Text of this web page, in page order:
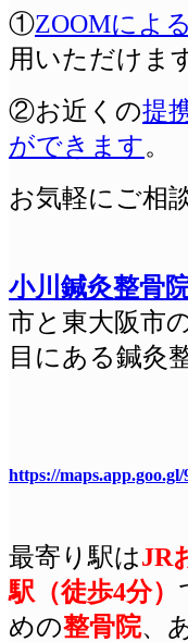
①ZOOMによ
用いただけま
②お近くの提
ができます。
お気軽にご相
小川鍼灸整骨
市と東大阪市
目にある鍼
https://
最寄り駅はJR
駅（徒歩4分）
めの整骨院、